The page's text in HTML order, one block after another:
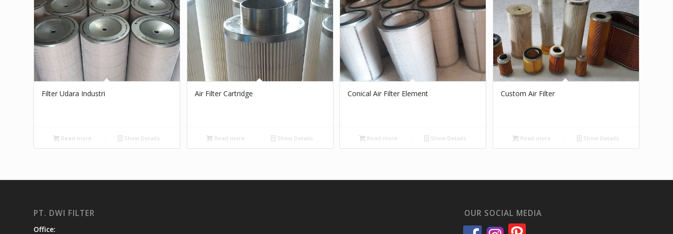
Filter Udara Industri
Read more Show Details
Air Filter Cartridge
Read more Show Details
Conical Air Filter Element
Read more Show Details
Custom Air Filter
Read more Show Details
PT. DWI FILTER
Office:
OUR SOCIAL MEDIA